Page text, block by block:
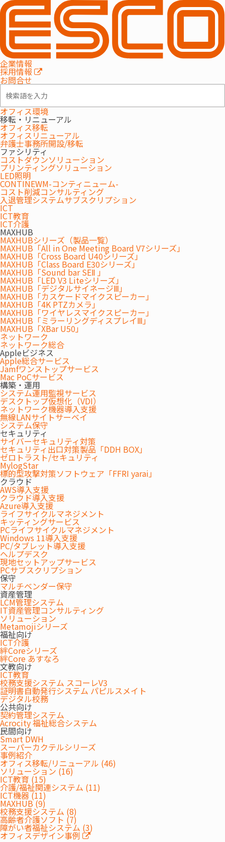
企業情報
採用情報
お問合せ
オフィス環境
移転・リニューアル
オフィス移転
オフィスリニューアル
弁護士事務所開設/移転
ファシリティ
コストダウンソリューション
プリンティングソリューション
LED照明
CONTINEWM-コンティニューム-
コスト削減コンサルティング
入退管理システムサブスクリプション
ICT
ICT教育
ICT介護
MAXHUB
MAXHUBシリーズ（製品一覧）
MAXHUB「All in One Meeting Board V7シリーズ」
MAXHUB「Cross Board U40シリーズ」
MAXHUB「Class Board E30シリーズ」
MAXHUB「Sound bar SEⅡ 」
MAXHUB「LED V3 Liteシリーズ」
MAXHUB「デジタルサイネージⅢ」
MAXHUB「カスケードマイクスピーカー」
MAXHUB「4K PTZカメラ」
MAXHUB「ワイヤレスマイクスピーカー」
MAXHUB「ミラーリングディスプレイⅢ」
MAXHUB「XBar U50」
ネットワーク
ネットワーク総合
Appleビジネス
Apple総合サービス
Jamfワンストップサービス
Mac PoCサービス
構築・運用
システム運用監視サービス
デスクトップ仮想化（VDI）
ネットワーク機器導入支援
無線LANサイトサーベイ
システム保守
セキュリティ
サイバーセキュリティ対策
セキュリティ出口対策製品「DDH BOX」
ゼロトラスト/セキュリティ
MylogStar
標的型攻撃対策ソフトウェア「FFRI yarai」
クラウド
AWS導入支援
クラウド導入支援
Azure導入支援
ライフサイクルマネジメント
キッティングサービス
PCライフサイクルマネジメント
Windows 11導入支援
PC/タブレット導入支援
ヘルプデスク
現地セットアップサービス
PCサブスクリプション
保守
マルチベンダー保守
資産管理
LCM管理システム
IT資産管理コンサルティング
ソリューション
Metamojiシリーズ
福祉向け
ICT介護
絆Coreシリーズ
絆Core あすなろ
文教向け
ICT教育
校務支援システム スコーレV3
証明書自動発行システム パピルスメイト
デジタル校務
公共向け
契約管理システム
Acrocity 福祉総合システム
民間向け
Smart DWH
スーパーカクテルシリーズ
事例紹介
オフィス移転/リニューアル (46)
ソリューション (16)
ICT教育 (15)
介護/福祉関連システム (11)
ICT機器 (11)
MAXHUB (9)
校務支援システム (8)
高齢者介護ソフト (7)
障がい者福祉システム (3)
オフィスデザイン事例
オフィス
可変する会議室で社内外コミュニケーション
もUP!
利用目的に応じて会議室を効果的に活用するための
什器・ICT機器とは？
企業における会議室の利用用途は、会議だけではありません。
ワークショップやロールプレイングを交えた利用スタイルが増え
てきており、
1日の中で用途に応じて様々なレイアウト変更に対応できる会議室
が求められています。
レクチャー&プレゼンテーション
目次
人数に合わせてレイアウト変更が容易な家具
利用しない時は場所をとらずにたためるテーブルとチェア
PC画面をモニターやプロジェクターに無線で簡単に投
影。
ICカードをかざすだけ！ホワイトボードの内容をメールで
送信。
業界初！社員証ワンタッチでメール送信！
高いセキュリティ
電子データ以外を投影してプレゼンテーションを効果的
に。
ペーパーレス会議で資料の準備と共有を簡単に。
①人数に合わせてレイアウト変更が容易な家具
キャスター付きのテーブル、チェアで、研修やミーティングなどの
利用シーン、参加人数にあわせて手軽にレイアウトを変更できま
す。
②利用しない時は場所をとらずにたためるテーブル
とチェア